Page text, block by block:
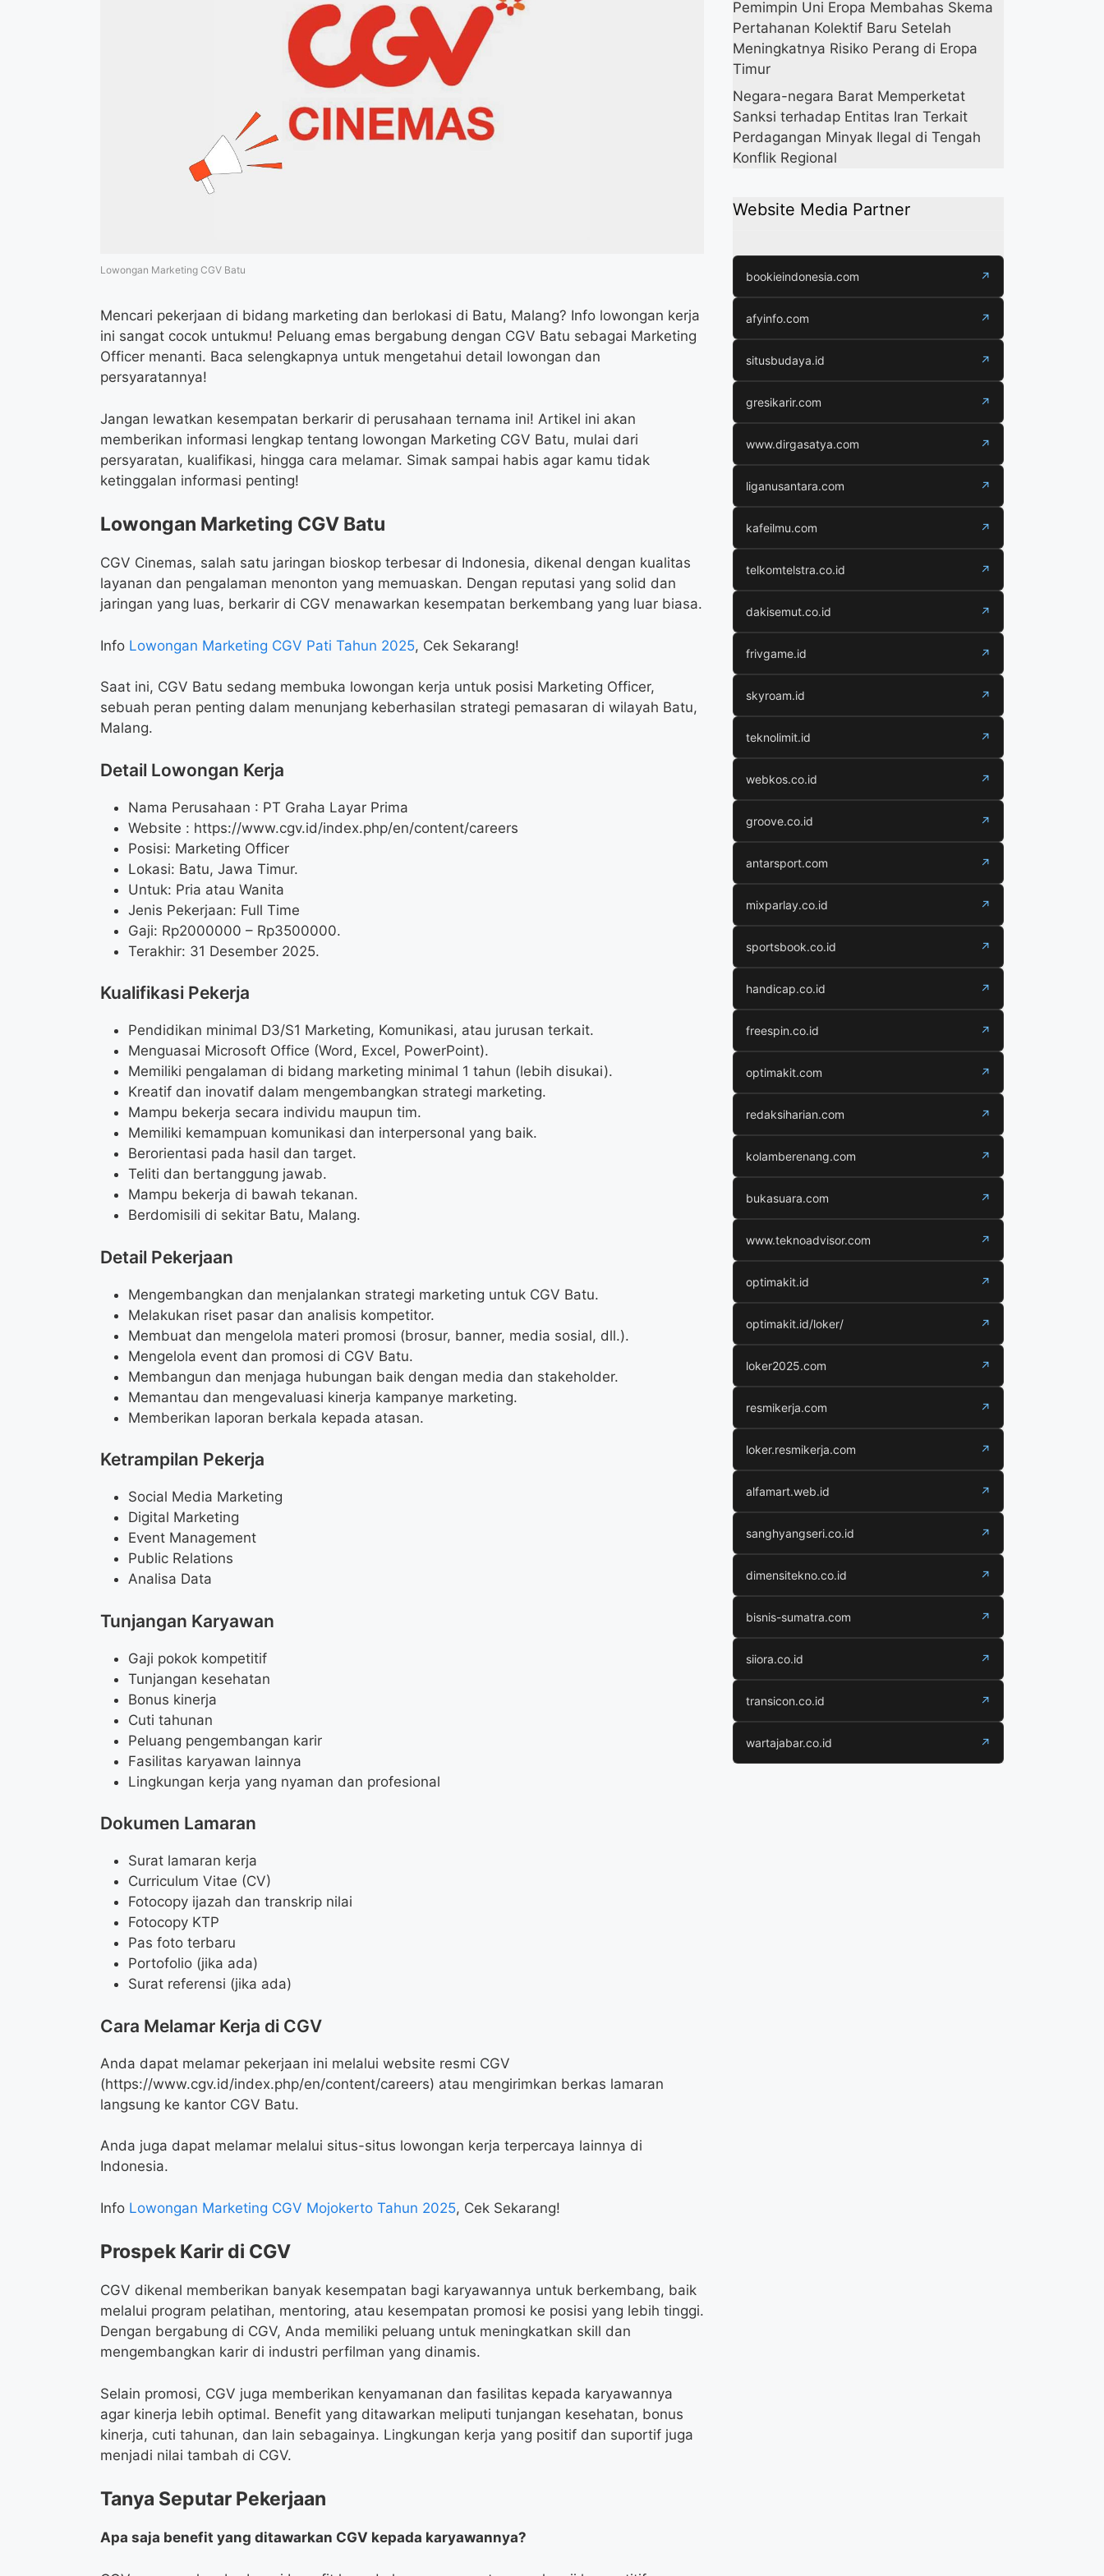
Lowongan Marketing CGV Batu
Mencari pekerjaan di bidang marketing dan berlokasi di Batu, Malang? Info lowongan kerja
ini sangat cocok untukmu! Peluang emas bergabung dengan CGV Batu sebagai Marketing
Officer menanti. Baca selengkapnya untuk mengetahui detail lowongan dan
persyaratannya!
Jangan lewatkan kesempatan berkarir di perusahaan ternama ini! Artikel ini akan
memberikan informasi lengkap tentang lowongan Marketing CGV Batu, mulai dari
persyaratan, kualifikasi, hingga cara melamar. Simak sampai habis agar kamu tidak
ketinggalan informasi penting!
Lowongan Marketing CGV Batu
CGV Cinemas, salah satu jaringan bioskop terbesar di Indonesia, dikenal dengan kualitas
layanan dan pengalaman menonton yang memuaskan. Dengan reputasi yang solid dan
jaringan yang luas, berkarir di CGV menawarkan kesempatan berkembang yang luar biasa.
Info Lowongan Marketing CGV Pati Tahun 2025, Cek Sekarang!
Saat ini, CGV Batu sedang membuka lowongan kerja untuk posisi Marketing Officer,
sebuah peran penting dalam menunjang keberhasilan strategi pemasaran di wilayah Batu,
Malang.
Detail Lowongan Kerja
Nama Perusahaan : PT Graha Layar Prima
Website : https://www.cgv.id/index.php/en/content/careers
Posisi: Marketing Officer
Lokasi: Batu, Jawa Timur.
Untuk: Pria atau Wanita
Jenis Pekerjaan: Full Time
Gaji: Rp2000000 – Rp3500000.
Terakhir: 31 Desember 2025.
Kualifikasi Pekerja
Pendidikan minimal D3/S1 Marketing, Komunikasi, atau jurusan terkait.
Menguasai Microsoft Office (Word, Excel, PowerPoint).
Memiliki pengalaman di bidang marketing minimal 1 tahun (lebih disukai).
Kreatif dan inovatif dalam mengembangkan strategi marketing.
Mampu bekerja secara individu maupun tim.
Memiliki kemampuan komunikasi dan interpersonal yang baik.
Berorientasi pada hasil dan target.
Teliti dan bertanggung jawab.
Mampu bekerja di bawah tekanan.
Berdomisili di sekitar Batu, Malang.
Detail Pekerjaan
Mengembangkan dan menjalankan strategi marketing untuk CGV Batu.
Melakukan riset pasar dan analisis kompetitor.
Membuat dan mengelola materi promosi (brosur, banner, media sosial, dll.).
Mengelola event dan promosi di CGV Batu.
Membangun dan menjaga hubungan baik dengan media dan stakeholder.
Memantau dan mengevaluasi kinerja kampanye marketing.
Memberikan laporan berkala kepada atasan.
Ketrampilan Pekerja
Social Media Marketing
Digital Marketing
Event Management
Public Relations
Analisa Data
Tunjangan Karyawan
Gaji pokok kompetitif
Tunjangan kesehatan
Bonus kinerja
Cuti tahunan
Peluang pengembangan karir
Fasilitas karyawan lainnya
Lingkungan kerja yang nyaman dan profesional
Dokumen Lamaran
Surat lamaran kerja
Curriculum Vitae (CV)
Fotocopy ijazah dan transkrip nilai
Fotocopy KTP
Pas foto terbaru
Portofolio (jika ada)
Surat referensi (jika ada)
Cara Melamar Kerja di CGV
Anda dapat melamar pekerjaan ini melalui website resmi CGV
(https://www.cgv.id/index.php/en/content/careers) atau mengirimkan berkas lamaran
langsung ke kantor CGV Batu.
Anda juga dapat melamar melalui situs-situs lowongan kerja terpercaya lainnya di
Indonesia.
Info Lowongan Marketing CGV Mojokerto Tahun 2025, Cek Sekarang!
Prospek Karir di CGV
CGV dikenal memberikan banyak kesempatan bagi karyawannya untuk berkembang, baik
melalui program pelatihan, mentoring, atau kesempatan promosi ke posisi yang lebih tinggi.
Dengan bergabung di CGV, Anda memiliki peluang untuk meningkatkan skill dan
mengembangkan karir di industri perfilman yang dinamis.
Selain promosi, CGV juga memberikan kenyamanan dan fasilitas kepada karyawannya
agar kinerja lebih optimal. Benefit yang ditawarkan meliputi tunjangan kesehatan, bonus
kinerja, cuti tahunan, dan lain sebagainya. Lingkungan kerja yang positif dan suportif juga
menjadi nilai tambah di CGV.
Tanya Seputar Pekerjaan
Apa saja benefit yang ditawarkan CGV kepada karyawannya?
Pemimpin Uni Eropa Membahas Skema
Pertahanan Kolektif Baru Setelah
Meningkatnya Risiko Perang di Eropa
Timur
Negara-negara Barat Memperketat
Sanksi terhadap Entitas Iran Terkait
Perdagangan Minyak Ilegal di Tengah
Konflik Regional
Website Media Partner
bookieindonesia.com ↗
afyinfo.com ↗
situsbudaya.id ↗
gresikarir.com ↗
www.dirgasatya.com ↗
liganusantara.com ↗
kafeilmu.com ↗
telkomtelstra.co.id ↗
dakisemut.co.id ↗
frivgame.id ↗
skyroam.id ↗
teknolimit.id ↗
webkos.co.id ↗
groove.co.id ↗
antarsport.com ↗
mixparlay.co.id ↗
sportsbook.co.id ↗
handicap.co.id ↗
freespin.co.id ↗
optimakit.com ↗
redaksiharian.com ↗
kolamberenang.com ↗
bukasuara.com ↗
www.teknoadvisor.com ↗
optimakit.id ↗
optimakit.id/loker/ ↗
loker2025.com ↗
resmikerja.com ↗
loker.resmikerja.com ↗
alfamart.web.id ↗
sanghyangseri.co.id ↗
dimensitekno.co.id ↗
bisnis-sumatra.com ↗
siiora.co.id ↗
transicon.co.id ↗
wartajabar.co.id ↗